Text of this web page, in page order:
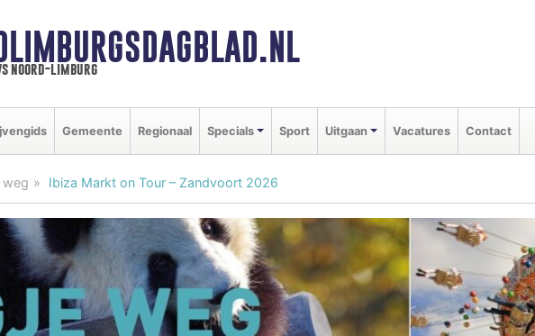
noord-limburg
Gemeente Regionaal Specials Sport Uitgaan Vacatures Contact
weg Ibiza Markt on Tour – Zandvoort 2026